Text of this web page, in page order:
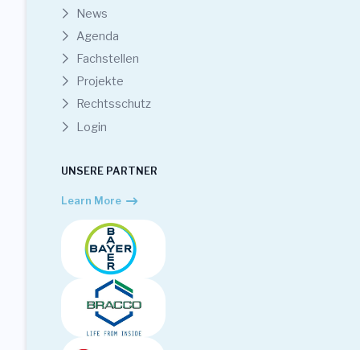
News
Agenda
Fachstellen
Projekte
Rechtsschutz
Login
UNSERE PARTNER
Learn More